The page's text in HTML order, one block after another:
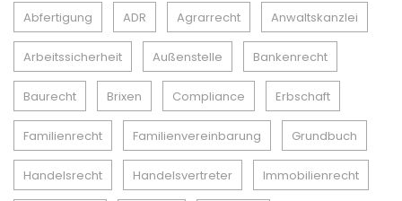
Abfertigung ADR Agrarrecht Anwaltskanzlei
Arbeitssicherheit Außenstelle Bankenrecht
Baurecht Brixen Compliance Erbschaft
Familienrecht Familienvereinbarung Grundbuch
Handelsrecht Handelsvertreter Immobilienrecht